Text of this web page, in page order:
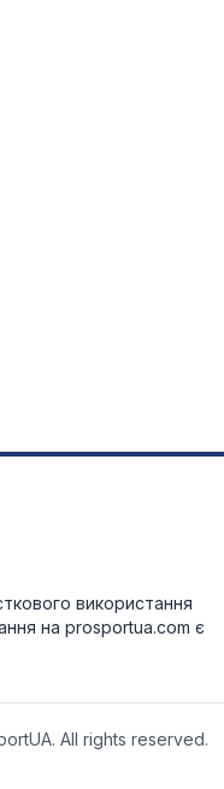
використання
на prosportua.com є
All rights reserved.